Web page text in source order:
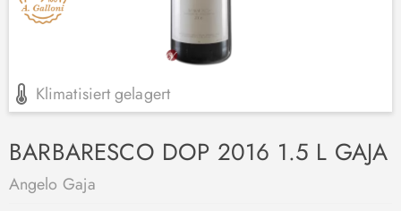
Klimatisiert gelagert
BARBARESCO DOP 2016 1.5 L GAJA
Angelo Gaja